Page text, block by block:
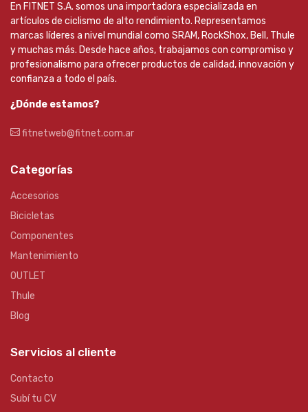
En FITNET S.A. somos una importadora especializada en
artículos de ciclismo de alto rendimiento. Representamos
marcas líderes a nivel mundial como SRAM, RockShox, Bell, Thule
y muchas más. Desde hace años, trabajamos con compromiso y
profesionalismo para ofrecer productos de calidad, innovación y
confianza a todo el país.
¿Dónde estamos?
fitnetweb@fitnet.com.ar
Categorías
Accesorios
Bicicletas
Componentes
Mantenimiento
OUTLET
Thule
Blog
Servicios al cliente
Contacto
Subí tu CV